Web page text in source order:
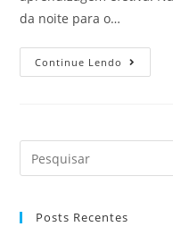
da noite para o…
Continue Lendo
Posts Recentes